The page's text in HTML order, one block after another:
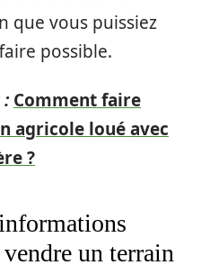
que vous puissiez
possible.
: Comment faire
agricole loué avec
?
un terrain